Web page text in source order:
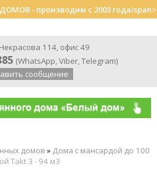
- производим с 2003 года/span>
114, офис 49
(WhatsApp,Viber,Telegram)
сообщение
домов » Дома с мансардой до 100
Takt 3 - 94 м3